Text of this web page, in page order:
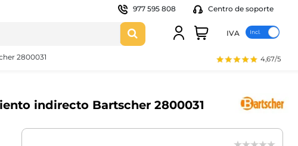
977 595 808 Centro de soporte
IVA
4,67/5
2800031
indirecto Bartscher 2800031